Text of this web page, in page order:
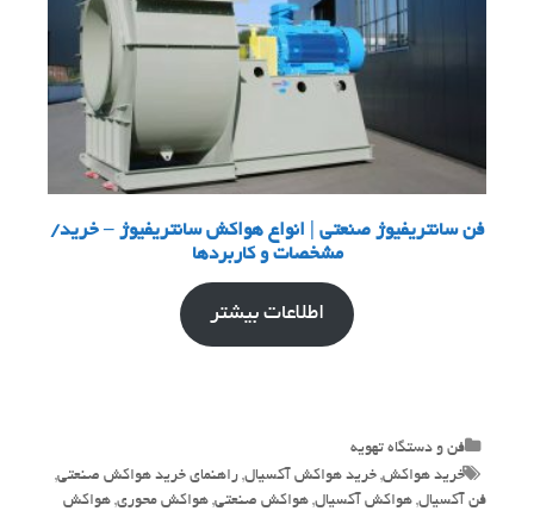
فن سانتریفیوژ صنعتی | انواع هواکش سانتریفیوژ – خرید/
مشخصات و کاربردها
اطلاعات بیشتر
Categories
فن و دستگاه تهویه
Tags
خرید هواکش, خرید هواکش آکسیال, راهنمای خرید هواکش صنعتی,
فن آکسیال, هواکش آکسیال, هواکش صنعتی, هواکش محوری, هواکش